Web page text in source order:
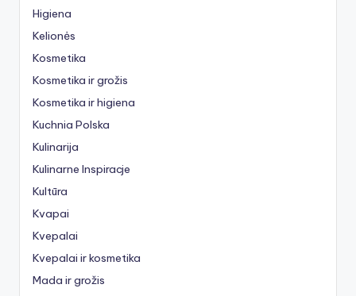
Higiena
Kelionės
Kosmetika
Kosmetika ir grožis
Kosmetika ir higiena
Kuchnia Polska
Kulinarija
Kulinarne Inspiracje
Kultūra
Kvapai
Kvepalai
Kvepalai ir kosmetika
Mada ir grožis